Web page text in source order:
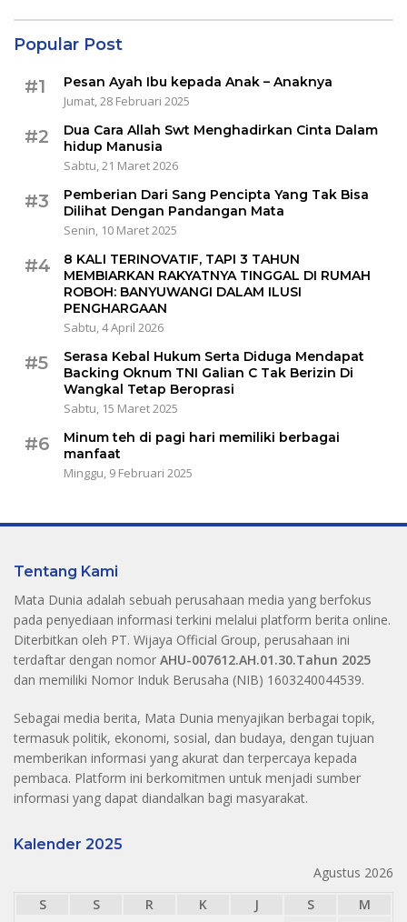
Popular Post
#1
Pesan Ayah Ibu kepada Anak – Anaknya
Jumat, 28 Februari 2025
#2
Dua Cara Allah Swt Menghadirkan Cinta Dalam
hidup Manusia
Sabtu, 21 Maret 2026
#3
Pemberian Dari Sang Pencipta Yang Tak Bisa
Dilihat Dengan Pandangan Mata
Senin, 10 Maret 2025
#4
8 KALI TERINOVATIF, TAPI 3 TAHUN
MEMBIARKAN RAKYATNYA TINGGAL DI RUMAH
ROBOH: BANYUWANGI DALAM ILUSI
PENGHARGAAN
Sabtu, 4 April 2026
#5
Serasa Kebal Hukum Serta Diduga Mendapat
Backing Oknum TNI Galian C Tak Berizin Di
Wangkal Tetap Beroprasi
Sabtu, 15 Maret 2025
#6
Minum teh di pagi hari memiliki berbagai
manfaat
Minggu, 9 Februari 2025
Tentang Kami
Mata Dunia adalah sebuah perusahaan media yang berfokus
pada penyediaan informasi terkini melalui platform berita online.
Diterbitkan oleh PT. Wijaya Official Group, perusahaan ini
terdaftar dengan nomor AHU-007612.AH.01.30.Tahun 2025
dan memiliki Nomor Induk Berusaha (NIB) 1603240044539.
Sebagai media berita, Mata Dunia menyajikan berbagai topik,
termasuk politik, ekonomi, sosial, dan budaya, dengan tujuan
memberikan informasi yang akurat dan terpercaya kepada
pembaca. Platform ini berkomitmen untuk menjadi sumber
informasi yang dapat diandalkan bagi masyarakat.
Kalender 2025
Agustus 2026
S
S R K J S
M